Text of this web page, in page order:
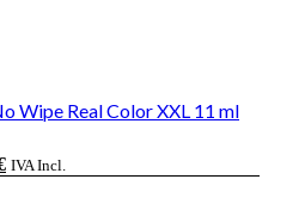
Wipe Real Color XXL 11 ml
ElIVA Incl.